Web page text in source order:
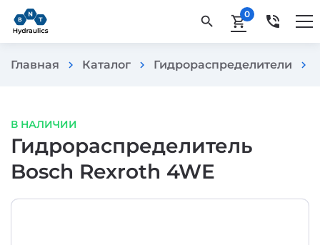
search shopping_cart0 phone_in_talk
Главная chevron_right Каталог chevron_right Гидрораспределители chevron_right
В НАЛИЧИИ
Гидрораспределитель
Bosch Rexroth 4WE